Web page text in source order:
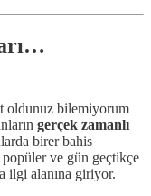
oldunuz bilemiyorum
gerçek zamanlı
birer bahis
ve gün geçtikçe
ilgi alanına giriyor.